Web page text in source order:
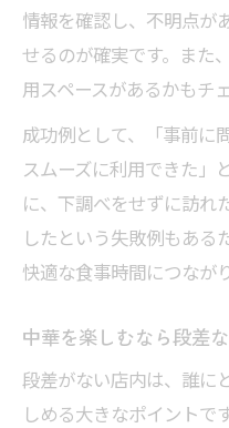
情報を確認し、不明点が
せるのが確実です。また
用スペースがあるかもチ
成功例として、「事前に
スムーズに利用できた」
に、下調べをせずに訪れ
したという失敗例もある
快適な食事時間につなが
中華を楽しむなら段差
段差がない店内は、誰に
しめる大きなポイントで